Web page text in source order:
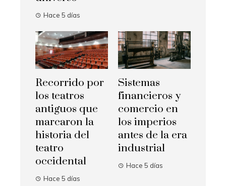
Hace 5 días
Recorrido por
los teatros
antiguos que
marcaron la
historia del
teatro
occidental
Hace 5 días
Sistemas
financieros y
comercio en
los imperios
antes de la era
industrial
Hace 5 días